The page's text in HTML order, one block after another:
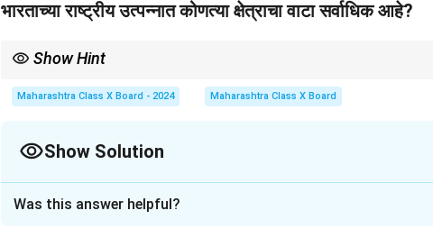
भारताच्या राष्ट्रीय उत्पन्नात कोणत्या क्षेत्राचा वाटा सर्वाधिक आहे?
Show Hint
Maharashtra Class X Board - 2024 Maharashtra Class X Board
Show Solution
Was this answer helpful?